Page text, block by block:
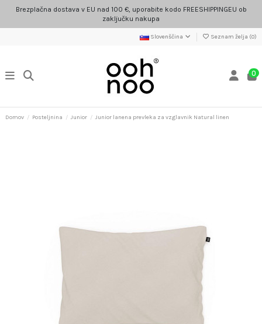
Brezplačna dostava v EU nad 100 €, uporabite kodo FREESHIPPINGEU ob
zaključku nakupa
Slovenščina Seznam želja (0)
0
Domov Posteljnina Junior Junior lanena prevleka za vzglavnik Natural linen